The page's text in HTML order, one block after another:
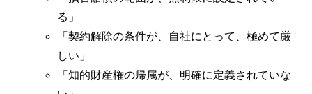
る」
「契約解除の条件が、自社にとって、極めて厳
しい」
「知的財産権の帰属が、明確に定義されていな